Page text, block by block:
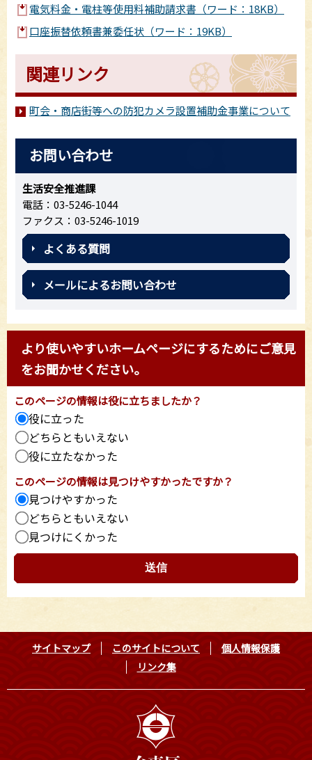
電気料金・電柱等使用料補助請求書（ワード：18KB）
口座振替依頼書兼委任状（ワード：19KB）
関連リンク
町会・商店街等への防犯カメラ設置補助金事業について
お問い合わせ
生活安全推進課
電話：03-5246-1044
ファクス：03-5246-1019
よくある質問
メールによるお問い合わせ
より使いやすいホームページにするためにご意見
をお聞かせください。
このページの情報は役に立ちましたか？
役に立った
どちらともいえない
役に立たなかった
このページの情報は見つけやすかったですか？
見つけやすかった
どちらともいえない
見つけにくかった
サイトマップ このサイトについて
個人情報保護
リンク集